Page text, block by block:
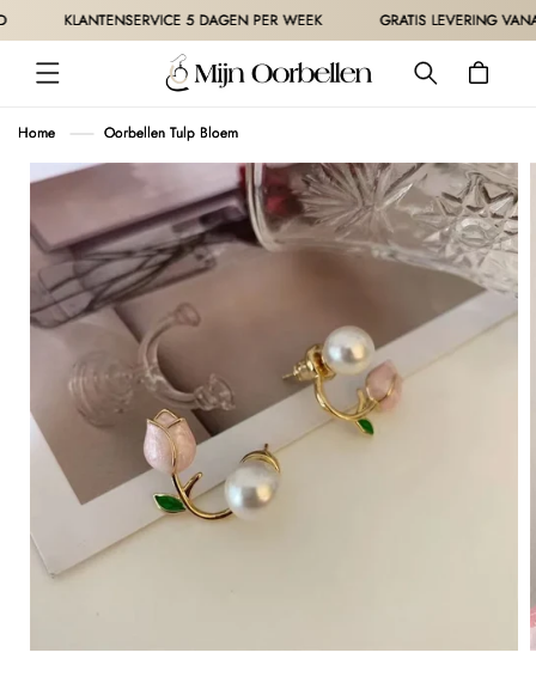
METEEN
NAAR DE
CONTENT
KLANTENSERVICE 5 DAGEN PER WEEK GRATIS LEVERING VANAF
Winkelwagen
Home Oorbellen Tulp Bloem
DIRECT NAAR